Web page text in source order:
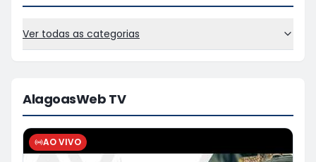
Ver todas as categorias
AlagoasWeb TV
AO VIVO